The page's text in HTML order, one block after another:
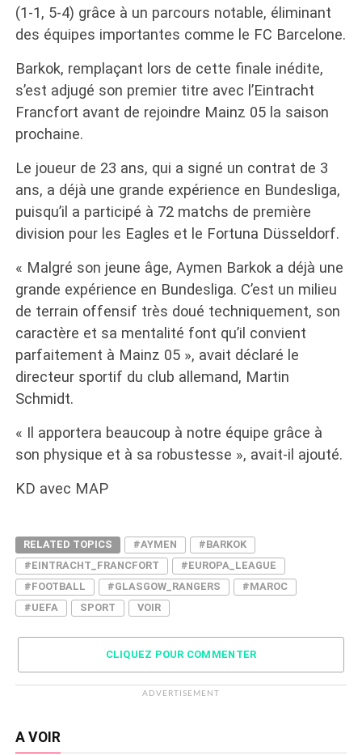
(1-1, 5-4) grâce à un parcours notable, éliminant
des équipes importantes comme le FC Barcelone.
Barkok, remplaçant lors de cette finale inédite,
s’est adjugé son premier titre avec l’Eintracht
Francfort avant de rejoindre Mainz 05 la saison
prochaine.
Le joueur de 23 ans, qui a signé un contrat de 3
ans, a déjà une grande expérience en Bundesliga,
puisqu’il a participé à 72 matchs de première
division pour les Eagles et le Fortuna Düsseldorf.
« Malgré son jeune âge, Aymen Barkok a déjà une
grande expérience en Bundesliga. C’est un milieu
de terrain offensif très doué techniquement, son
caractère et sa mentalité font qu’il convient
parfaitement à Mainz 05 », avait déclaré le
directeur sportif du club allemand, Martin
Schmidt.
« Il apportera beaucoup à notre équipe grâce à
son physique et à sa robustesse », avait-il ajouté.
KD avec MAP
RELATED TOPICS #AYMEN
#BARKOK
#EINTRACHT_FRANCFORT
#EUROPA_LEAGUE
#FOOTBALL
#GLASGOW_RANGERS
#MAROC
#UEFA
SPORT VOIR
CLIQUEZ POUR COMMENTER
ADVERTISEMENT
A VOIR